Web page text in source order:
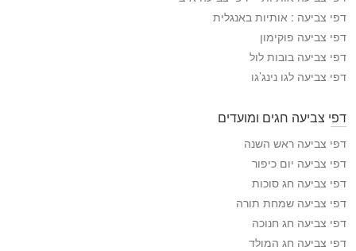
י
ע
ה
דפי צביעה : אותיות באנגלית
דפי צביעה פוקימון
דפי צביעה בובות לול
דפי צביעה לגו נינג’גו
דפי צביעה חגים ומועדים
דפי צביעה ראש השנה
דפי צביעה יום כיפור
דפי צביעה חג סוכות
דפי צביעה שמחת תורה
דפי צביעה חג חנוכה
דפי צביעה חג המולד